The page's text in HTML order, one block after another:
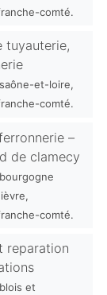
comté.
tuyauterie,
et-loire,
comté.
–
de clamecy
comté.
reparation
et